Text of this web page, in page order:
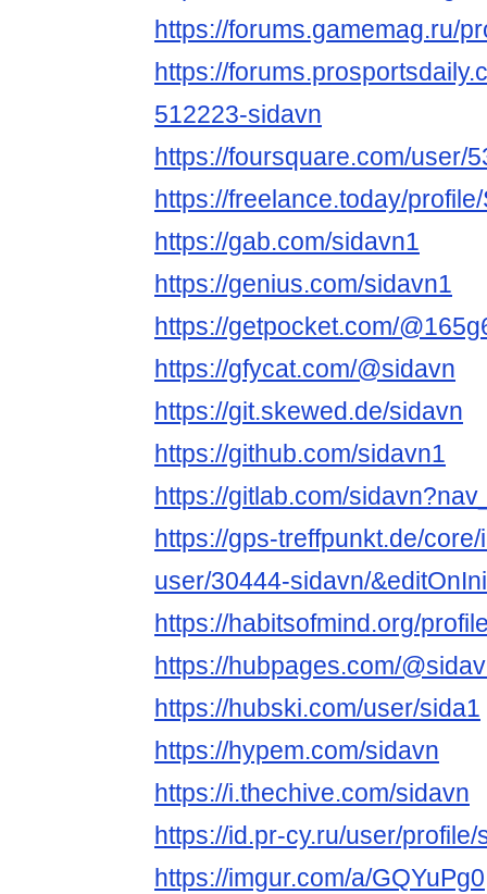
https://forums.gamemag.ru/
https://
512223-sidavn
https://foursquare.com/user/
https://freelance.today/
https://gab.com/sidavn1
https://genius.com/sidavn1
https://getpocket.com/
https://gfycat.com/@sidavn
https://git.skewed.de/sidavn
https://github.com/sidavn1
https://gitlab.com/
https://gps-treffpunkt.de/
user/30444-sidavn/
https://habitsofmind.org/
https://hubpages.com/
https://hubski.com/user/sida1
https://hypem.com/sidavn
https://i.thechive.com/sidavn
https://id.pr-cy.ru/user/
https://imgur.com/a/GQYuPg0